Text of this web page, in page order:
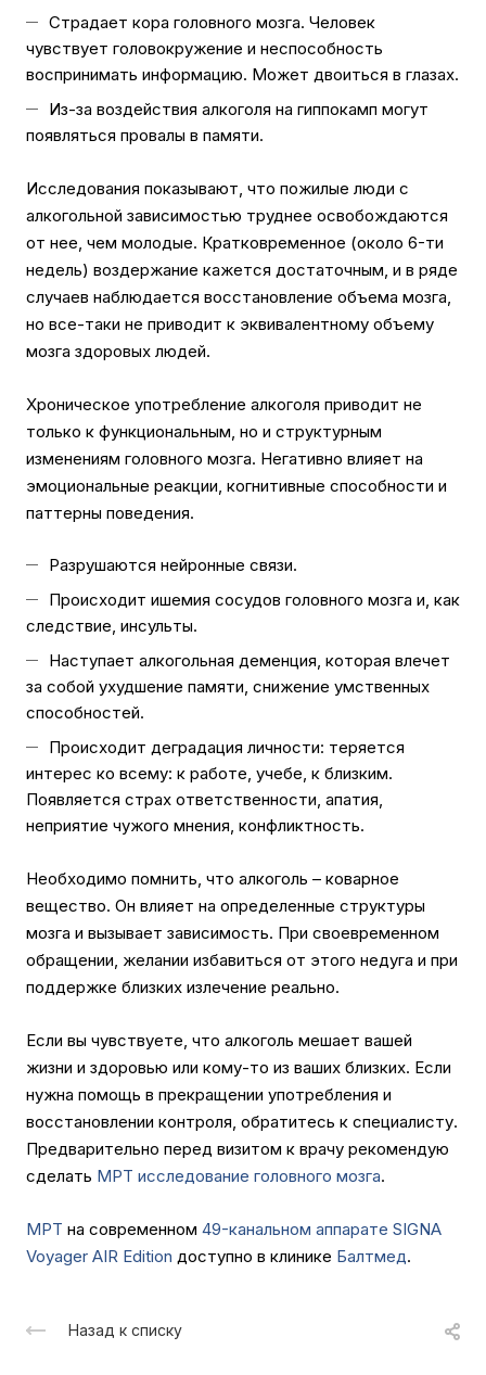
Страдает кора головного мозга. Человек
чувствует головокружение и неспособность
воспринимать информацию. Может двоиться в глазах.
Из-за воздействия алкоголя на гиппокамп могут
появляться провалы в памяти.
Исследования показывают, что пожилые люди с
алкогольной зависимостью труднее освобождаются
от нее, чем молодые. Кратковременное (около 6-ти
недель) воздержание кажется достаточным, и в ряде
случаев наблюдается восстановление объема мозга,
но все-таки не приводит к эквивалентному объему
мозга здоровых людей.
Хроническое употребление алкоголя приводит не
только к функциональным, но и структурным
изменениям головного мозга. Негативно влияет на
эмоциональные реакции, когнитивные способности и
паттерны поведения.
Разрушаются нейронные связи.
Происходит ишемия сосудов головного мозга и, как
следствие, инсульты.
Наступает алкогольная деменция, которая влечет
за собой ухудшение памяти, снижение умственных
способностей.
Происходит деградация личности: теряется
интерес ко всему: к работе, учебе, к близким.
Появляется страх ответственности, апатия,
неприятие чужого мнения, конфликтность.
Необходимо помнить, что алкоголь – коварное
вещество. Он влияет на определенные структуры
мозга и вызывает зависимость. При своевременном
обращении, желании избавиться от этого недуга и при
поддержке близких излечение реально.
Если вы чувствуете, что алкоголь мешает вашей
жизни и здоровью или кому-то из ваших близких. Если
нужна помощь в прекращении употребления и
восстановлении контроля, обратитесь к специалисту.
Предварительно перед визитом к врачу рекомендую
сделать МРТ исследование головного мозга.
МРТ на современном 49-канальном аппарате SIGNA
Voyager AIR Edition доступно в клинике Балтмед.
Назад к списку